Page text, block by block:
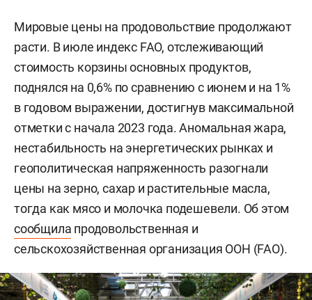
Мировые цены на продовольствие продолжают
расти. В июле индекс FAO, отслеживающий
стоимость корзины основных продуктов,
поднялся на 0,6% по сравнению с июнем и на 1%
в годовом выражении, достигнув максимальной
отметки с начала 2023 года. Аномальная жара,
нестабильность на энергетических рынках и
геополитическая напряженность разогнали
цены на зерно, сахар и растительные масла,
тогда как мясо и молочка подешевели. Об этом
сообщила продовольственная и
сельскохозяйственная организация ООН (FAO).